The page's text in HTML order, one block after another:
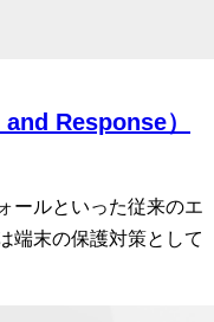
Response）
ールといった従来のエ
端末の保護対策として